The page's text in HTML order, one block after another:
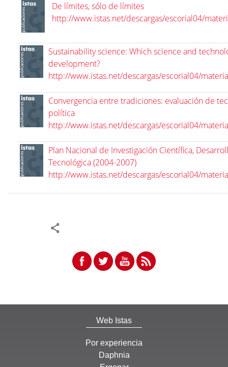
De límites, sólo de límites
http://www.istas.net/descargas/escorial04/
Sustainability science: Which science and
development?
http://www.istas.net/descargas/escorial04/
Convergencia entre tradiciones: evaluación de
política
http://www.istas.net/descargas/escorial04/
Plan Nacional de Investigación Científica,
Tecnológica (2004-2007)
http://www.istas.net/descargas/escorial04/
Web Istas
Por experiencia
Daphnia